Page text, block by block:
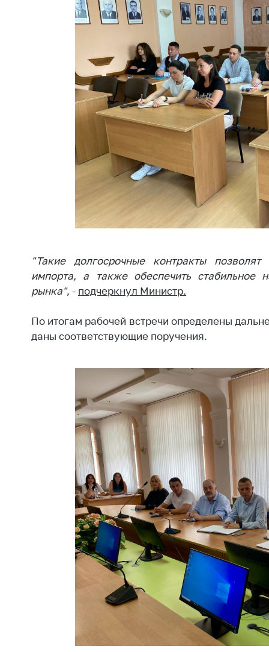
Выставочная
деятельность в
Республике
Беларусь
Защита
персональных
данных
Новости
"Такие долгосрочные контракты
импорта, а также обеспечить стабильное
рынка", - подчеркнул Министр.
По итогам рабочей встречи определены
даны соответствующие поручения.